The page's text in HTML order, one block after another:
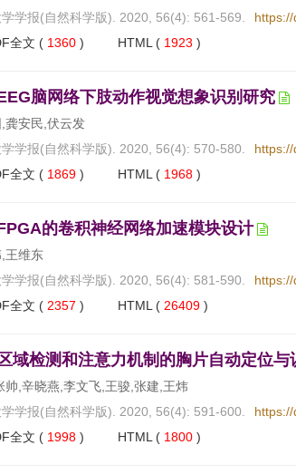
学报(自然科学版). 2020, 56(4): 561-569.
全文 ( 1360 ) HTML ( 1923 )
脑网络下肢动作视觉想象识别研究
龚安民,伏云发
学报(自然科学版). 2020, 56(4): 570-580.
全文 ( 1869 ) HTML ( 1968 )
的卷积神经网络加速模块设计
王维东
学报(自然科学版). 2020, 56(4): 581-590.
全文 ( 2357 ) HTML ( 26409 )
域检测和注意力机制的胸片自动定位与
帅,辛晓燕,李文飞,王骏,张建,王炜
学报(自然科学版). 2020, 56(4): 591-600.
全文 ( 1998 ) HTML ( 1800 )